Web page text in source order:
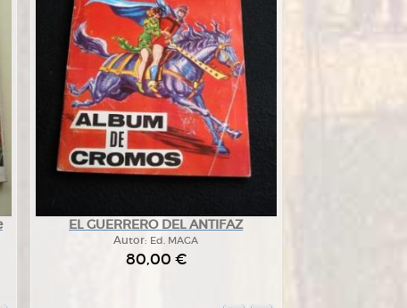
EL GUERRERO DEL ANTIFAZ
Autor: Ed. MAGA
80,00 €